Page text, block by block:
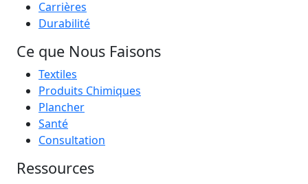
Carrières
Durabilité
Ce que Nous Faisons
Textiles
Produits Chimiques
Plancher
Santé
Consultation
Ressources